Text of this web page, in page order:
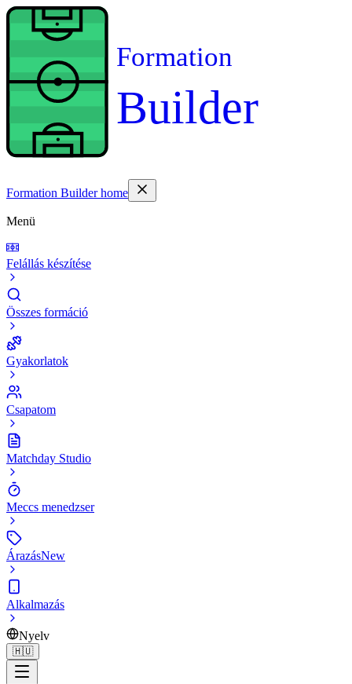
Formation
Builder
Formation Builder home
Menü
Felállás készítése
Összes formáció
Gyakorlatok
Csapatom
Matchday Studio
Meccs menedzser
ÁrazásNew
Alkalmazás
Nyelv
🇭🇺